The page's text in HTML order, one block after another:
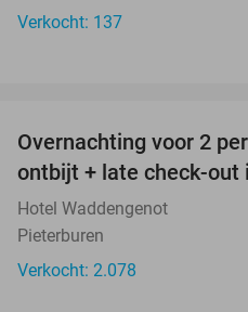
Verkocht: 137
Overnachting voor 2
ontbijt + late check-out
Hotel Waddengenot
Pieterburen
Verkocht: 2.078